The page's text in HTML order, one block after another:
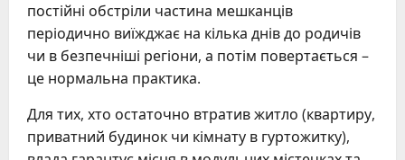
постійні обстріли частина мешканців
періодично виїжджає на кілька днів до родичів
чи в безпечніші регіони, а потім повертається –
це нормальна практика.
Для тих, хто остаточно втратив житло (квартиру,
приватний будинок чи кімнату в гуртожитку),